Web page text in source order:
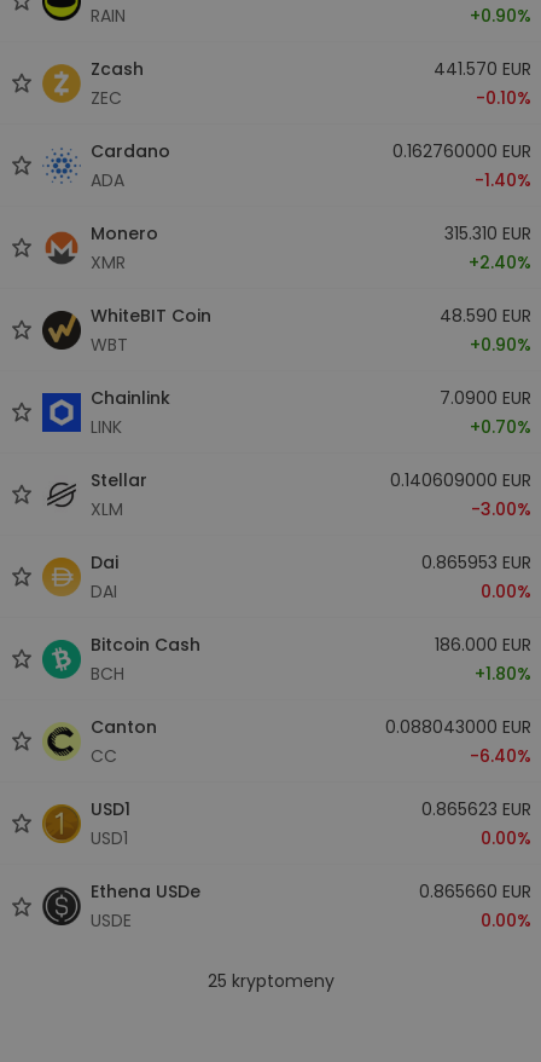
RAIN
+0.90%
Zcash
ZEC
441.570 EUR
-0.10%
Cardano
ADA
0.162760000 EUR
-1.40%
Monero
XMR
315.310 EUR
+2.40%
WhiteBIT Coin
WBT
48.590 EUR
+0.90%
Chainlink
LINK
7.0900 EUR
+0.70%
Stellar
XLM
0.140609000 EUR
-3.00%
Dai
DAI
0.865953 EUR
0.00%
Bitcoin Cash
BCH
186.000 EUR
+1.80%
Canton
CC
0.088043000 EUR
-6.40%
USD1
USD1
0.865623 EUR
0.00%
Ethena USDe
USDE
0.865660 EUR
0.00%
25 kryptomeny